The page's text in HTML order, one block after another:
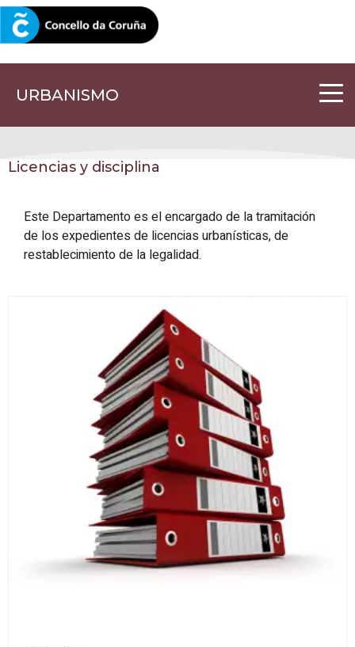
URBANISMO
CORUNA.GAL
Licencias y disciplina
Este Departamento es el encargado de la tramitación
de los expedientes de licencias urbanísticas, de
restablecimiento de la legalidad.